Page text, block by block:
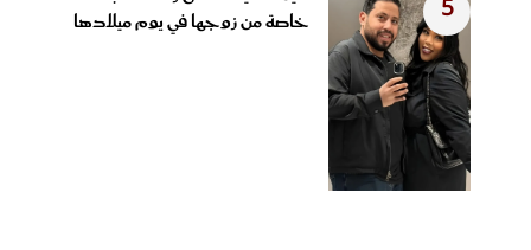
5
خاصة من زوجها في يوم ميلادها